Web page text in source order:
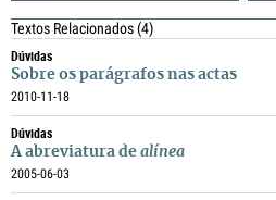
Textos Relacionados(4)
Dúvidas
Sobre os parágrafos nas actas
2010-11-18
Dúvidas
A abreviatura de alínea
2005-06-03